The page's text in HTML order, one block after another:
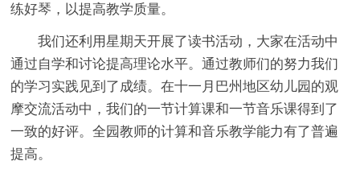
练好琴，以提高教学质量。
我们还利用星期天开展了读书活动，大家在活动中
通过自学和讨论提高理论水平。通过教师们的努力我们
的学习实践见到了成绩。在十一月巴州地区幼儿园的观
摩交流活动中，我们的一节计算课和一节音乐课得到了
一致的好评。全园教师的计算和音乐教学能力有了普遍
提高。